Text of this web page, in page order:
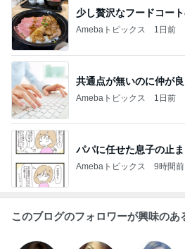
少し贅沢なフードコー
Amebaトピックス 1日前
共通点が無いのに仲が
Amebaトピックス 1日前
パパに任せた息子の止
Amebaトピックス 9時間前
このブログのフォロワーが興味のあ